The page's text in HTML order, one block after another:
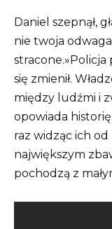
Daniel szepnął,
nie twoja
stracone.»Policja
się zmienił.
między ludźmi i
opowiada
raz widząc ich od
największym
pochodzą z